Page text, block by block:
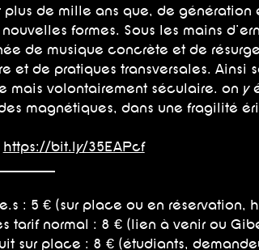
plus de mille ans que, de
formes. Sous les mains
de musique concrète et de
et de pratiques transversales. Ainsi
mais volontairement séculaire. on
magnétiques, dans une fragilité
https://bit.ly/35EAPcf
: 5 € (sur place ou en réservation,
tarif normal : 8 € (lien à venir ou
sur place : 8 € (étudiants,